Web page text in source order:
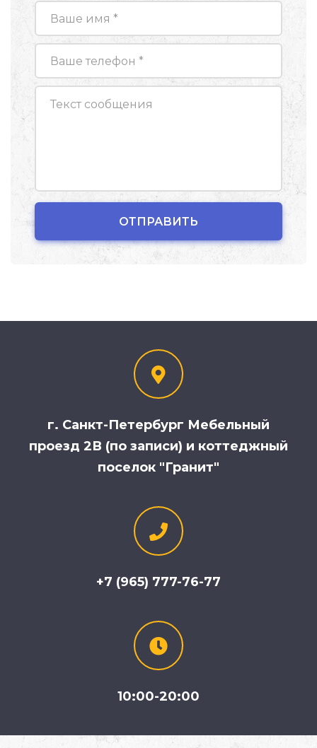
г. Санкт-Петербург Мебельный
проезд 2В (по записи) и коттеджный
поселок "Гранит"
+7 (965) 777-76-77
10:00-20:00